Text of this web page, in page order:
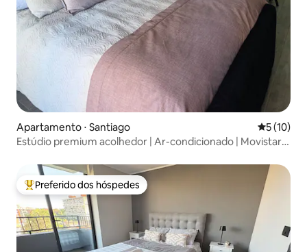
Apartamento ⋅ Santiago 5 de uma
5 (10)
Estúdio premium acolhedor | Ar-condicionado | Movistar
Entre os melhores preferidos dos hóspedes
Preferido dos hóspedes